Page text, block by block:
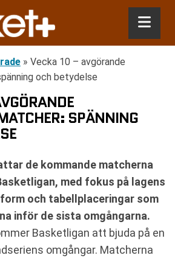
» Vecka 10 – avgörande
och betydelse
SPÄNNING
de kommande matcherna
med fokus på lagens
och tabellplaceringar som
inför de sista omgångarna.
Basketligan att bjuda på en
omgångar. Matcherna